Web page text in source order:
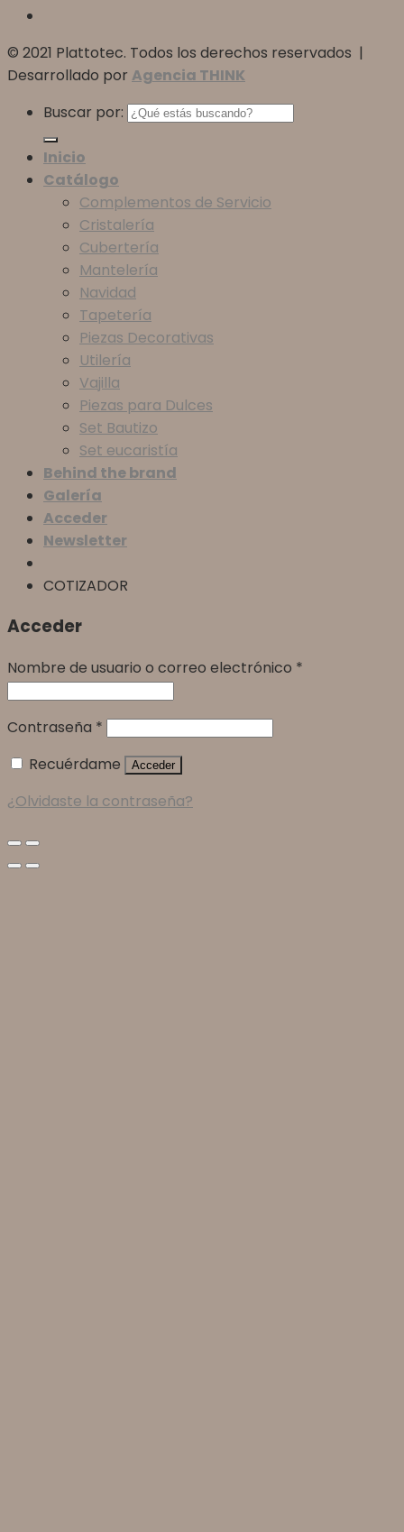
© 2021 Plattotec. Todos los derechos reservados |
Desarrollado por Agencia THINK
Buscar por:
Inicio
Catálogo
Complementos de Servicio
Cristalería
Cubertería
Mantelería
Navidad
Tapetería
Piezas Decorativas
Utilería
Vajilla
Piezas para Dulces
Set Bautizo
Set eucaristía
Behind the brand
Galería
Acceder
Newsletter
COTIZADOR
Acceder
Nombre de usuario o correo electrónico *
Contraseña *
Recuérdame
Acceder
¿Olvidaste la contraseña?